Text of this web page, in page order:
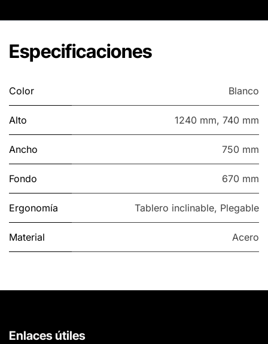
Especificaciones
Color Blanco
Alto 1240 mm, 740 mm
Ancho 750 mm
Fondo 670 mm
Ergonomía Tablero inclinable, Plegable
Material Acero
Enlaces útiles